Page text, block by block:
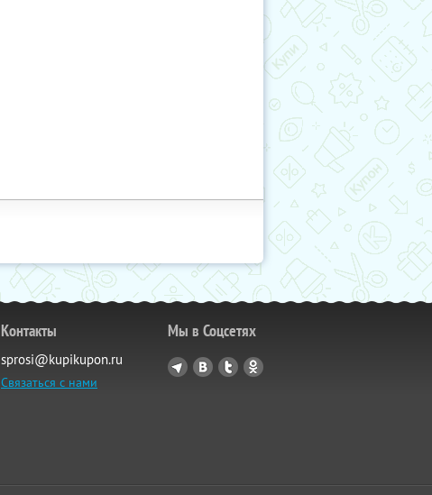
Контакты
sprosi@kupikupon.ru
Связаться с нами
Мы в Соцсетях